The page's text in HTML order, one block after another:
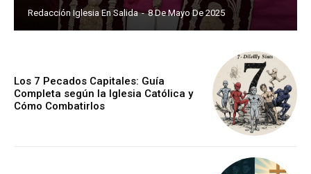
Redacción Iglesia En Salida - 8 De Mayo De 2025
Los 7 Pecados Capitales: Guía
Completa según la Iglesia Católica y
Cómo Combatirlos